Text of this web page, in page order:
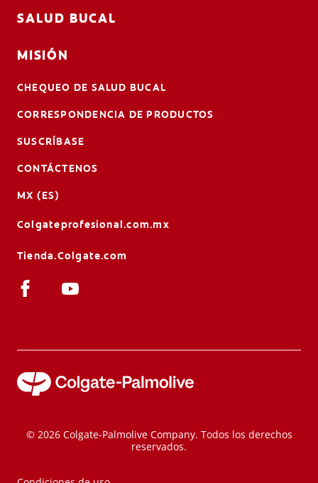
SALUD BUCAL
MISIÓN
CHEQUEO DE SALUD BUCAL
CORRESPONDENCIA DE PRODUCTOS
SUSCRÍBASE
CONTÁCTENOS
MX (ES)
Colgateprofesional.com.mx
Tienda.Colgate.com
© 2026 Colgate-Palmolive Company. Todos los derechos
reservados.